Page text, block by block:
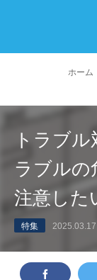
ホーム
トラブ
ラブル
注意した
特集